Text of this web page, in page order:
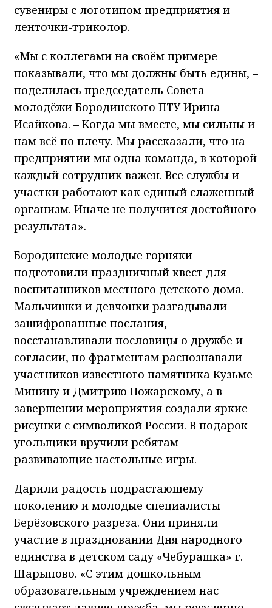
сувениры с логотипом предприятия и
ленточки-триколор.
«Мы с коллегами на своём примере
показывали, что мы должны быть едины, –
поделилась председатель Совета
молодёжи Бородинского ПТУ Ирина
Исайкова. – Когда мы вместе, мы сильны и
нам всё по плечу. Мы рассказали, что на
предприятии мы одна команда, в которой
каждый сотрудник важен. Все службы и
участки работают как единый слаженный
организм. Иначе не получится достойного
результата».
Бородинские молодые горняки
подготовили праздничный квест для
воспитанников местного детского дома.
Мальчишки и девчонки разгадывали
зашифрованные послания,
восстанавливали пословицы о дружбе и
согласии, по фрагментам распознавали
участников известного памятника Кузьме
Минину и Дмитрию Пожарскому, а в
завершении мероприятия создали яркие
рисунки с символикой России. В подарок
угольщики вручили ребятам
развивающие настольные игры.
Дарили радость подрастающему
поколению и молодые специалисты
Берёзовского разреза. Они приняли
участие в праздновании Дня народного
единства в детском саду «Чебурашка» г.
Шарыпово. «С этим дошкольным
образовательным учреждением нас